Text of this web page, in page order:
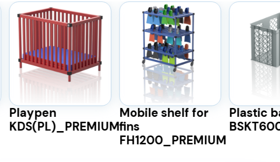
Playpen
KDS(PL)_PREMIUM
Mobile shelf for
fins
FH1200_PREMIUM
Plastic